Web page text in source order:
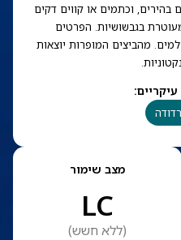
בהירים, וכתמים או קווים דקים
בגבשושיות. הפרטים
מהביצים המופרות יוצאות
עיקריים:
מצב שימור
LC
(ללא חשש)